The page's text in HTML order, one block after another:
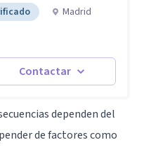
Madrid
Contactar
dependen del
de factores como